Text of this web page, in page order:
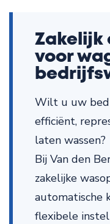
Zakelijk
voor
Wilt u uw
efficiënt,
laten wassen?
Bij Van den
zakelijke
automatische
flexibele